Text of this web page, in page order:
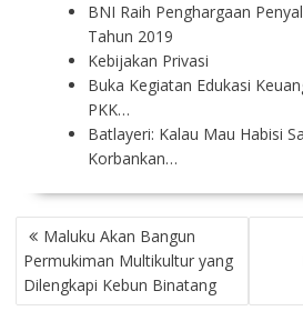
BNI Raih Penghargaan
Tahun 2019
Kebijakan Privasi
Buka Kegiatan Edukasi
PKK…
Batlayeri: Kalau Mau Habisi
Korbankan…
P
O
S
T
Maluku Akan Bangun
Permukiman Multikultur yang
Dilengkapi Kebun Binatang